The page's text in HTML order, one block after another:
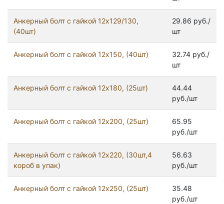
Анкерный болт с гайкой 12x129/130,
(40шт)
29.86 руб./
шт
Анкерный болт с гайкой 12x150, (40шт)
32.74 руб./
шт
Анкерный болт с гайкой 12x180, (25шт)
44.44
руб./шт
Анкерный болт с гайкой 12x200, (25шт)
65.95
руб./шт
Анкерный болт с гайкой 12x220, (30шт,4
короб в упак)
56.63
руб./шт
Анкерный болт с гайкой 12x250, (25шт)
35.48
руб./шт